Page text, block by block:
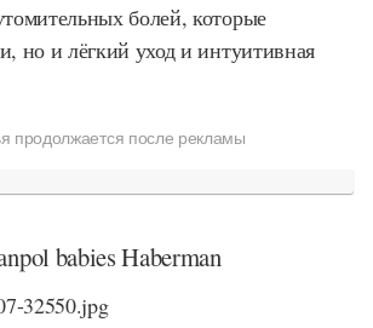
болей, которые
но и лёгкий уход и интуитивная
продолжается после рекламы
babies Haberman